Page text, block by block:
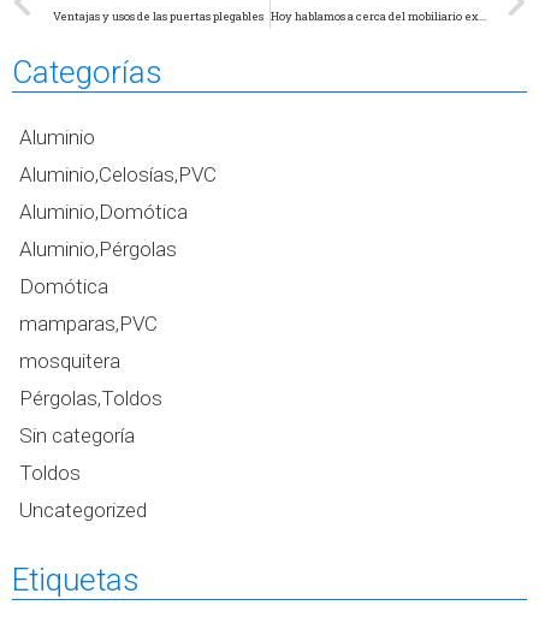
Ventajas y usos de las puertas plegables Hoy hablamos a cerca del mobiliario exterior: ideas para preparar la terraza o jardín
Categorías
Aluminio
Aluminio,Celosías,PVC
Aluminio,Domótica
Aluminio,Pérgolas
Domótica
mamparas,PVC
mosquitera
Pérgolas,Toldos
Sin categoría
Toldos
Uncategorized
Etiquetas